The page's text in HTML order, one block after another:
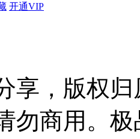
开通VIP
享，版权
勿商用。